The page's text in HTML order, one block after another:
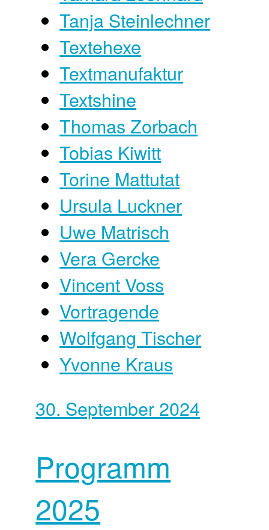
Tanja Steinlechner
Textehexe
Textmanufaktur
Textshine
Thomas Zorbach
Tobias Kiwitt
Torine Mattutat
Ursula Luckner
Uwe Matrisch
Vera Gercke
Vincent Voss
Vortragende
Wolfgang Tischer
Yvonne Kraus
30. September 2024
Programm
2025